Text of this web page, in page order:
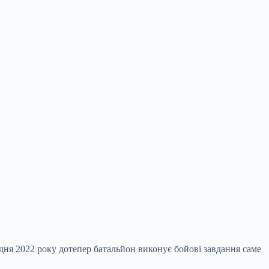
2022 року дотепер батальйон виконує бойові завдання саме